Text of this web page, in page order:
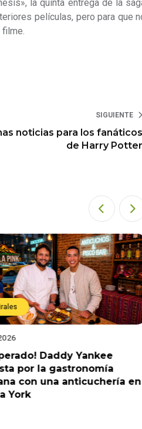
la quinta entrega de la
películas, pero para que
SIGUIENTE
noticias para los fanáticos
de Harry Potter
Daddy Yankee
por la gastronomía
con una anticuchería en
York